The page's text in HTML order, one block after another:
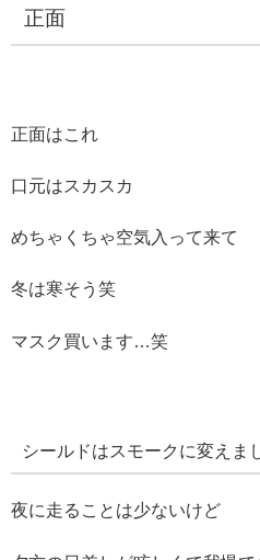
正面
正面はこれ
口元はスカスカ
めちゃくちゃ空気入って来て
冬は寒そう笑
マスク買います…笑
シールドはスモークに変えま
夜に走ることは少ないけど